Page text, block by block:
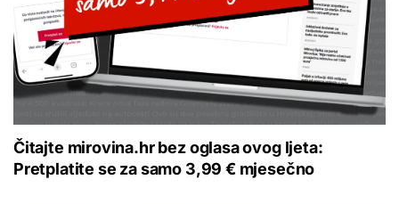
Čitajte mirovina.hr bez oglasa ovog ljeta:
Pretplatite se za samo 3,99 € mjesečno